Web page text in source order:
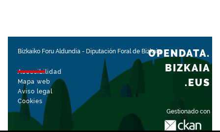
Bizkaiko Foru Aldundia - Diputación Foral de Bizkaia
Accesibilidad
Mapa web
Aviso legal
Cookies
Gestionado con
OPENDATA.
BIZKAIA
.EUS